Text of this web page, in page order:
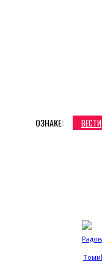
ОЗНАКЕ: ВЕСТИ